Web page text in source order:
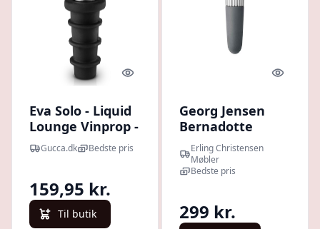
Quick look
Eva Solo - Liquid
Lounge Vinprop -
Valnød Træ
Gucca.dk Bedste pris
159,95 kr.
Til butik
Quick
Georg Jensen
Bernadotte
Vinprop : Erling
Christensen
Møbler
Erling Christensen
Møbler
Bedste pris
299 kr.